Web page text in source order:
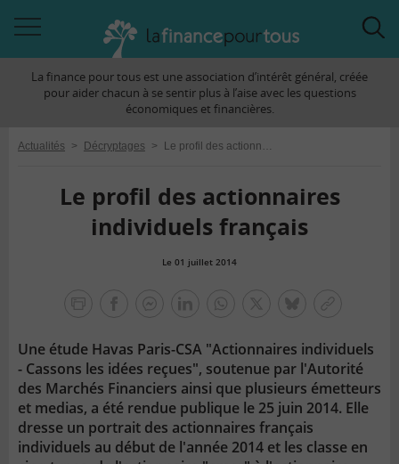
àLa finance pour tous est une association d’intérêt général, créée
pour aider chacun à se sentir plus à l’aise avec les questions
économiques et financières.
Actualités > Décryptages > Le profil des actionnaires individuels français
Le profil des actionnaires
individuels français
Le 01 juillet 2014
lien
Une étude Havas Paris-CSA "Actionnaires individuels
- Cassons les idées reçues", soutenue par l'Autorité
des Marchés Financiers ainsi que plusieurs émetteurs
et medias, a été rendue publique le 25 juin 2014. Elle
dresse un portrait des actionnaires français
individuels au début de l'année 2014 et les classe en